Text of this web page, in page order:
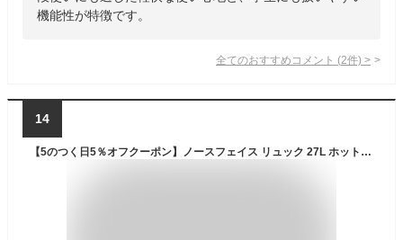
機能性が特徴です。
全てのおすすめコメント (2件) >
14
【5のつく日5％オフクーポン】ノースフェイス リュック 27L ホットショット NM72302 ブラック 黒 白 グレー カーキ デイパック バッグ 通勤 通学 PC タブレット かばん THE NORTH FACE